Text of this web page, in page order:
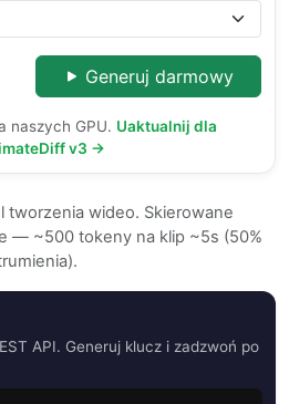
Generuj darmowy
naszych GPU. Uaktualnij dla
v3 →
tworzenia wideo. Skierowane
— ~500 tokeny na klip ~5s (50%
API. Generuj klucz i zadzwoń po